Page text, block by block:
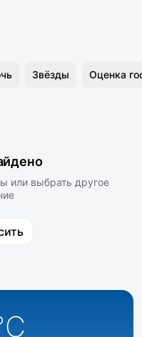
Звёзды Оценка
или выбрать другое